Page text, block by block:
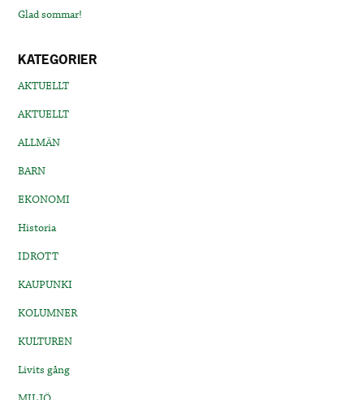
Glad sommar!
KATEGORIER
AKTUELLT
AKTUELLT
ALLMÄN
BARN
EKONOMI
Historia
IDROTT
KAUPUNKI
KOLUMNER
KULTUREN
Livits gång